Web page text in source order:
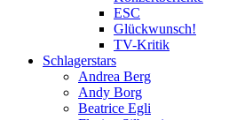
ESC
Glückwunsch!
TV-Kritik
Schlagerstars
Andrea Berg
Andy Borg
Beatrice Egli